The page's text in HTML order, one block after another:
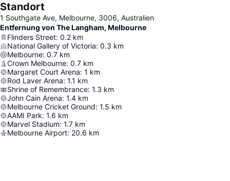
Standort
1 Southgate Ave, Melbourne, 3006, Australien
Entfernung von The Langham, Melbourne
Flinders Street: 0.2 km
National Gallery of Victoria: 0.3 km
Melbourne: 0.7 km
Crown Melbourne: 0.7 km
Margaret Court Arena: 1 km
Rod Laver Arena: 1.1 km
Shrine of Remembrance: 1.3 km
John Cain Arena: 1.4 km
Melbourne Cricket Ground: 1.5 km
AAMI Park: 1.6 km
Marvel Stadium: 1.7 km
Melbourne Airport: 20.6 km